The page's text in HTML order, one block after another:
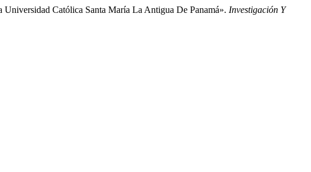
Católica Santa María La Antigua De Panamá». Investigación Y